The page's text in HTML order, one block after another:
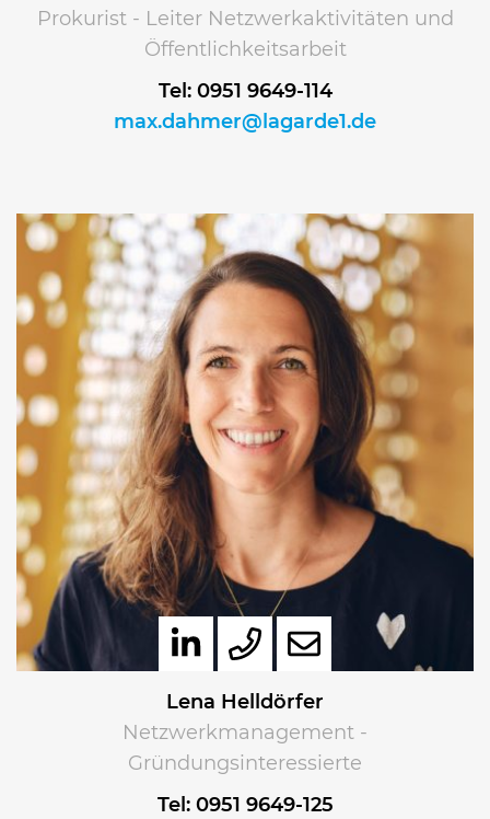
Prokurist - Leiter Netzwerkaktivitäten und
Öffentlichkeitsarbeit
Tel: 0951 9649-114
max.dahmer@lagarde1.de
Lena Helldörfer
Netzwerkmanagement -
Gründungsinteressierte
Tel: 0951 9649-125